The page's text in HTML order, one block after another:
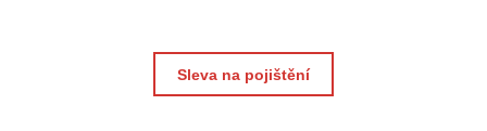
Sleva na pojištění